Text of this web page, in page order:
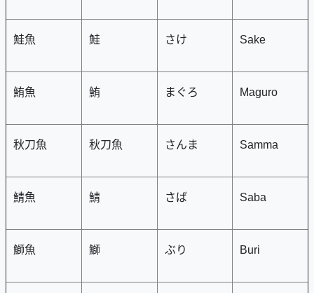
鮭魚 鮭 さけ Sake
鮪魚 鮪 まぐろ Maguro
秋刀魚 秋刀魚 さんま Samma
鯖魚 鯖 さば Saba
鰤魚 鰤 ぶり Buri